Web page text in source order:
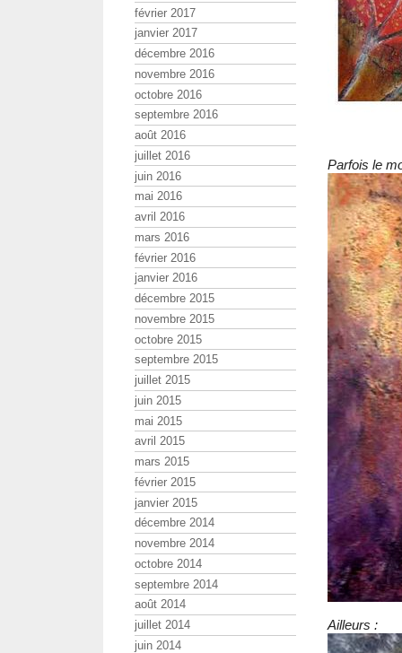
Parfois le
Ailleurs :
février 2017
janvier 2017
décembre 2016
novembre 2016
octobre 2016
septembre 2016
août 2016
juillet 2016
juin 2016
mai 2016
avril 2016
mars 2016
février 2016
janvier 2016
décembre 2015
novembre 2015
octobre 2015
septembre 2015
juillet 2015
juin 2015
mai 2015
avril 2015
mars 2015
février 2015
janvier 2015
décembre 2014
novembre 2014
octobre 2014
septembre 2014
août 2014
juillet 2014
juin 2014